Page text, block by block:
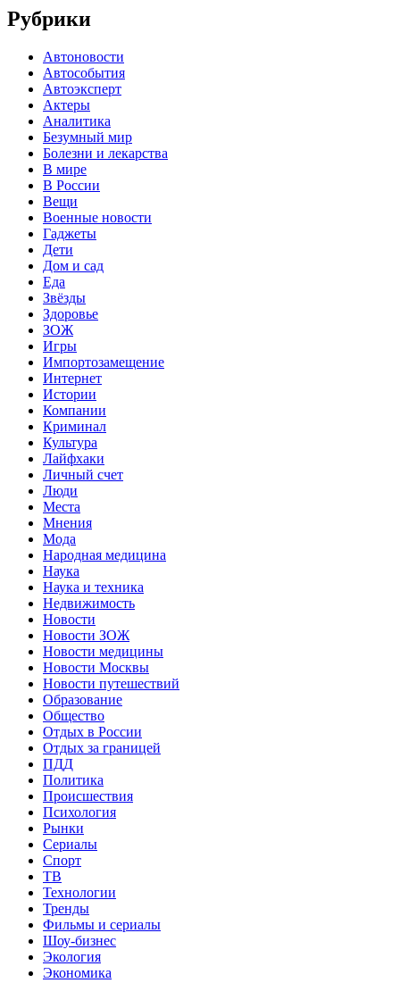
Рубрики
Автоновости
Автособытия
Автоэксперт
Актеры
Аналитика
Безумный мир
Болезни и лекарства
В мире
В России
Вещи
Военные новости
Гаджеты
Дети
Дом и сад
Еда
Звёзды
Здоровье
ЗОЖ
Игры
Импортозамещение
Интернет
Истории
Компании
Криминал
Культура
Лайфхаки
Личный счет
Люди
Места
Мнения
Мода
Народная медицина
Наука
Наука и техника
Недвижимость
Новости
Новости ЗОЖ
Новости медицины
Новости Москвы
Новости путешествий
Образование
Общество
Отдых в России
Отдых за границей
ПДД
Политика
Происшествия
Психология
Рынки
Сериалы
Спорт
ТВ
Технологии
Тренды
Фильмы и сериалы
Шоу-бизнес
Экология
Экономика